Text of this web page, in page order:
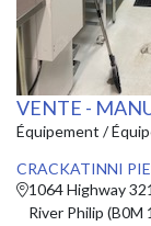
VENTE -
Équipement /
CRACKATINNI
1064 Highway
River Philip (B0M